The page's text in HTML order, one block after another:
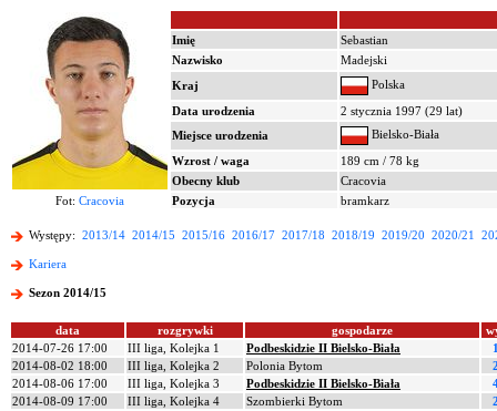
Imię
Sebastian
Nazwisko
Madejski
Kraj
Polska
Data urodzenia
2 stycznia 1997 (29 lat)
Miejsce urodzenia
Bielsko-Biała
Wzrost / waga
189 cm / 78 kg
Obecny klub
Cracovia
Fot: Cracovia Pozycja bramkarz
Występy: 2013/14 2014/15 2015/16 2016/17 2017/18 2018/19 2019/20 2020/21
Kariera
Sezon 2014/15
data rozgrywki gospodarze
2014-07-26 17:00
III liga, Kolejka 1 Podbeskidzie II Bielsko-Biała
2014-08-02 18:00
III liga, Kolejka 2 Polonia Bytom
2014-08-06 17:00
III liga, Kolejka 3 Podbeskidzie II Bielsko-Biała
2014-08-09 17:00
III liga, Kolejka 4 Szombierki Bytom